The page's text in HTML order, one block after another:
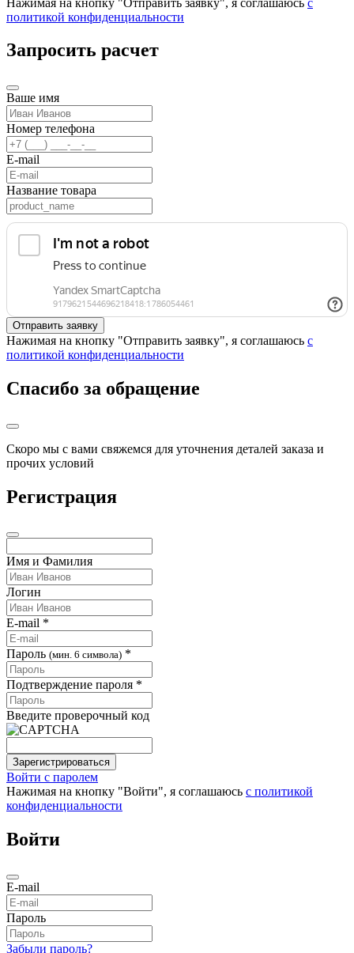
политикой конфиденциальности
Запросить расчет
Ваше имя
Номер телефона
E-mail
Название товара
Нажимая на кнопку "Отправить заявку", я соглашаюсь с
политикой конфиденциальности
Спасибо за обращение
Скоро мы с вами свяжемся для уточнения деталей заказа и
прочих условий
Регистрация
Имя и Фамилия
Логин
E-mail *
Пароль (мин. 6 символа) *
Подтверждение пароля *
Введите проверочный код
Зарегистрироваться
Войти с паролем
Нажимая на кнопку "Войти", я соглашаюсь с политикой
конфиденциальности
Войти
E-mail
Пароль
Забыли пароль?